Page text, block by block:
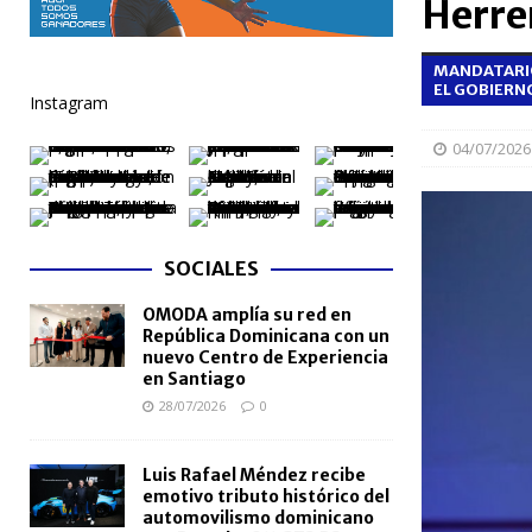
[ 06/08/2026 ] Becas internacionales benefician a
nacional
NACIONALES
[ 05/08/2026 ]
Lactancia materna fortalece la
NACIONALES
EL
04/07/2026
Instagram
SOCIALES
OMODA amplía su red en
República Dominicana con un
nuevo Centro de Experiencia
en Santiago
28/07/2026 0
Luis Rafael Méndez recibe
emotivo tributo histórico del
automovilismo dominicano